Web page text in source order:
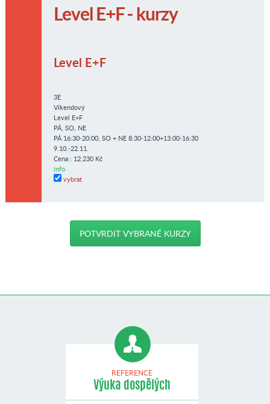
Level E+F - kurzy
Level E+F
3E
Víkendový
Level E+F
PÁ, SO, NE
PÁ 16:30-20:00, SO + NE 8:30-12:00+13:00-16:30
9.10.-22.11.
Cena : 12.230 Kč
info
vybrat
REFERENCE
Výuka dospělých